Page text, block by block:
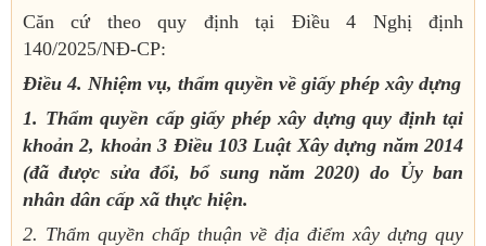
Căn cứ theo quy định tại Điều 4 Nghị định
140/2025/NĐ-CP:
Điều 4. Nhiệm vụ, thẩm quyền về giấy phép xây dựng
1. Thẩm quyền cấp giấy phép xây dựng quy định tại
khoản 2, khoản 3 Điều 103 Luật Xây dựng năm 2014
(đã được sửa đổi, bổ sung năm 2020) do Ủy ban
nhân dân cấp xã thực hiện.
2. Thẩm quyền chấp thuận về địa điểm xây dựng quy